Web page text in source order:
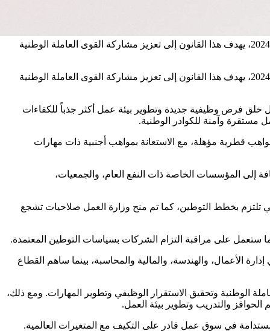
أصدر أمير قطر الشيخ تميم بن حمد آل ثاني، قانون رقم 12 لسنة 2024 بشأن توطين الوظائف في القطاع الخاص يوم الاحد الموافق 1 ستمبر 2024، يهدف هذا القانون إلى تعزيز مشاركة القوى العاملة الوطنية
يوم الاحد الموافق 1 ستمبر 2024، يهدف هذا القانون إلى تعزيز مشاركة القوى العاملة الوطنية
خلق فرص وظيفية جديدة وتطوير بيئة عمل أكثر جذباً للكفاءات
وآمنة للكوادر الوطنية.
قطرية مؤهلة، مع الاستعانة بمواهب أجنبية ذات مهارات
إلى المؤسسات الخاصة ذات النفع العام، والجمعيات،
تلتزم بخطط التوطين، كما تم منح وزارة العمل صلاحيات تشجع
ستعمل على مراقبة التزام الشركات بسياسات التوطين المعتمدة.
وكانت التخصصات الأكثر طلباً هي إدارة الأعمال، والهندسة، والمالية والمحاسبة، بينما ساهم القطاع
الوطنية وتحقيق الاستقرار الوظيفي وتطوير المهارات. ومع ذلك،
والتدريب وتطوير بيئة العمل.
في سوق عمل قادر على التكيف مع المتغيرات العالمية.